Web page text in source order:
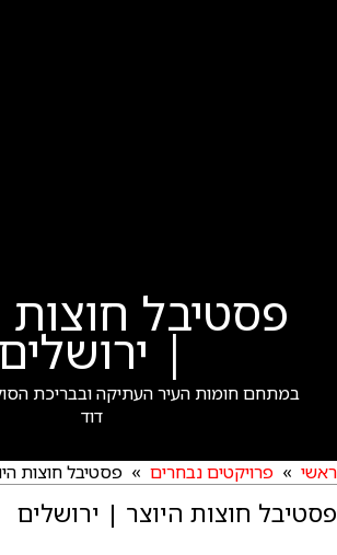
פסטיבל חוצות
|
במתחם חומות העיר העתיקה ובבריכת
דוד
ראשי » פרויקטים נבחרים » פסטיבל חוצות
פסטיבל חוצות היוצר | ירושלים